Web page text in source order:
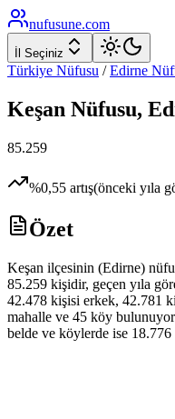
nufusune.com
İl Seçiniz
Türkiye Nüfusu / Edirne
Keşan Nüfusu,
85.259
%0,55 artış(önceki yıla
Özet
Keşan ilçesinin (Edirne)
85.259 kişidir, geçen yıla
42.478 kişisi erkek, 42.781
mahalle ve 45 köy
belde ve köylerde ise 18.776